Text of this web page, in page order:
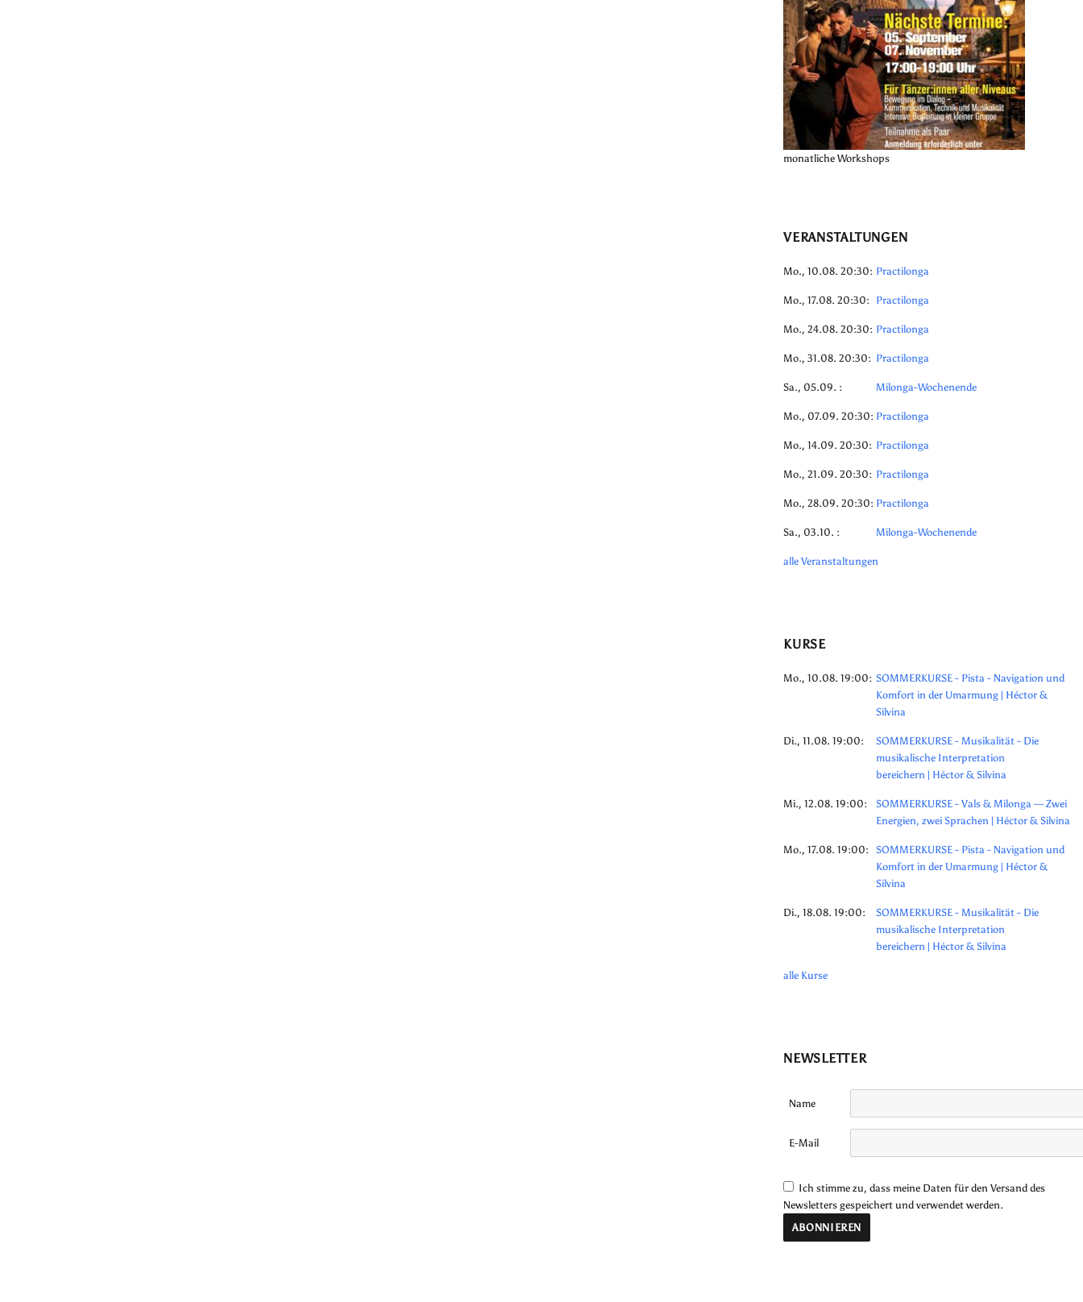
monatliche Workshops
VERANSTALTUNGEN
Mo., 10.08. 20:30: Practilonga
Mo., 17.08. 20:30: Practilonga
Mo., 24.08. 20:30: Practilonga
Mo., 31.08. 20:30: Practilonga
Sa., 05.09. : Milonga-Wochenende
Mo., 07.09. 20:30: Practilonga
Mo., 14.09. 20:30: Practilonga
Mo., 21.09. 20:30: Practilonga
Mo., 28.09. 20:30: Practilonga
Sa., 03.10. : Milonga-Wochenende
alle Veranstaltungen
KURSE
Mo., 10.08. 19:00: SOMMERKURSE - Pista - Navigation und
Komfort in der Umarmung | Héctor &
Silvina
Di., 11.08. 19:00:
SOMMERKURSE - Musikalität - Die
musikalische Interpretation
bereichern | Héctor & Silvina
Mi., 12.08. 19:00:
SOMMERKURSE - Vals & Milonga — Zwei
Energien, zwei Sprachen | Héctor & Silvina
Mo., 17.08. 19:00: SOMMERKURSE - Pista - Navigation und
Komfort in der Umarmung | Héctor &
Silvina
Di., 18.08. 19:00:
SOMMERKURSE - Musikalität - Die
musikalische Interpretation
bereichern | Héctor & Silvina
alle Kurse
NEWSLETTER
Name
E-Mail
Ich stimme zu, dass meine Daten für den Versand des
Newsletters gespeichert und verwendet werden.